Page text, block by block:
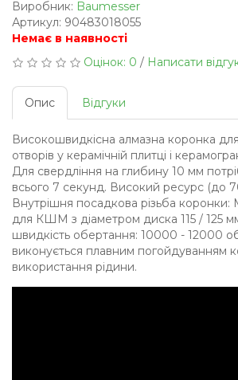
Виробник: Baumesser
Артикул: 90483018055
Немає в наявності
Оцінок: 0 / Написати
Опис Відгуки
Високошвидкісна алмазна коронка
отворів у керамічній плитці і
Для свердління на глибину 10 мм
всього 7 секунд. Високий ресурс (до
Внутрішня посадкова різьба коронки:
для КШМ з діаметром диска 115 / 125
швидкість обертання: 10000 - 12000
виконується плавним погойдуванням
використання рідини.